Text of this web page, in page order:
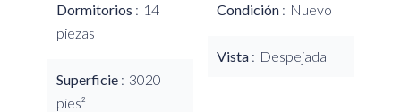
Dormitorios
14
piezas
Superficie
3020
pies²
Condición Nuevo
Vista Despejada